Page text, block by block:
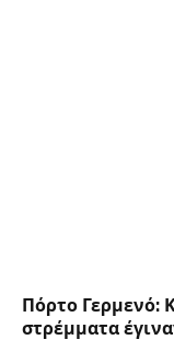
Πόρτο Γερμενό:
στρέμματα